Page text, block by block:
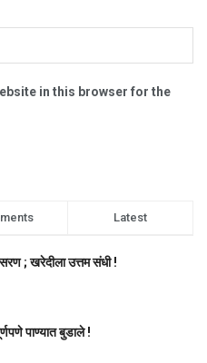
in this browser for the
Latest
; खरेदीला उत्तम संधी !
पाण्यात बुडाले !